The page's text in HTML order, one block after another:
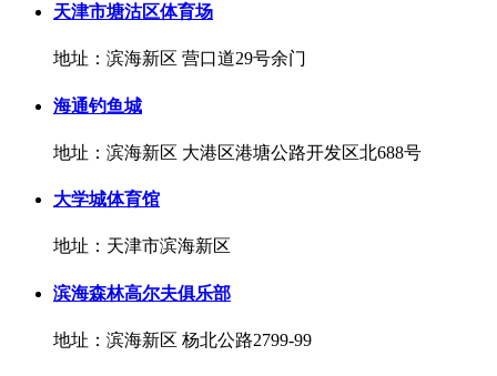
天津市塘沽区体育场
地址：滨海新区 营口道29号余门
海通钓鱼城
地址：滨海新区 大港区港塘公路开发区北688号
大学城体育馆
地址：天津市滨海新区
滨海森林高尔夫俱乐部
地址：滨海新区 杨北公路2799-99